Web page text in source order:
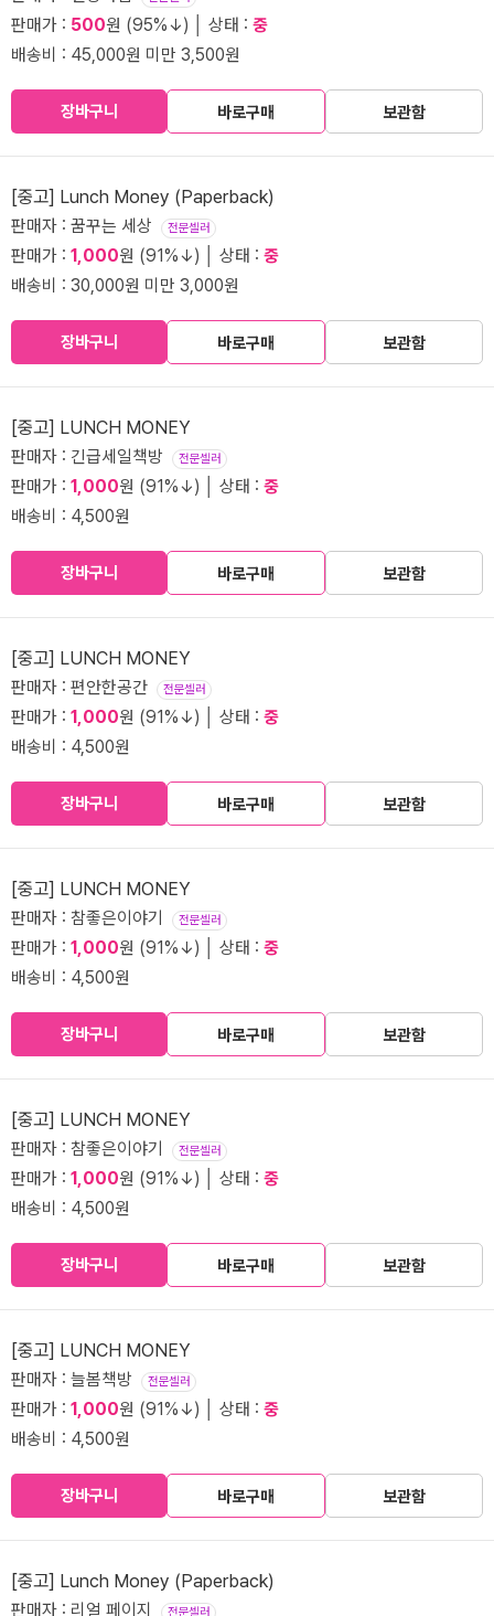
판매가 : 500원 (95%↓) │ 상태 : 중
배송비 : 45,000원 미만 3,500원
장바구니 바로구매 보관함
[중고] Lunch Money (Paperback)
판매자 : 꿈꾸는 세상 전문셀러
판매가 : 1,000원 (91%↓) │ 상태 : 중
배송비 : 30,000원 미만 3,000원
장바구니 바로구매 보관함
[중고] LUNCH MONEY
판매자 : 긴급세일책방 전문셀러
판매가 : 1,000원 (91%↓) │ 상태 : 중
배송비 : 4,500원
장바구니 바로구매 보관함
[중고] LUNCH MONEY
판매자 : 편안한공간 전문셀러
판매가 : 1,000원 (91%↓) │ 상태 : 중
배송비 : 4,500원
장바구니 바로구매 보관함
[중고] LUNCH MONEY
판매자 : 참좋은이야기 전문셀러
판매가 : 1,000원 (91%↓) │ 상태 : 중
배송비 : 4,500원
장바구니 바로구매 보관함
[중고] LUNCH MONEY
판매자 : 참좋은이야기 전문셀러
판매가 : 1,000원 (91%↓) │ 상태 : 중
배송비 : 4,500원
장바구니 바로구매 보관함
[중고] LUNCH MONEY
판매자 : 늘봄책방 전문셀러
판매가 : 1,000원 (91%↓) │ 상태 : 중
배송비 : 4,500원
장바구니 바로구매 보관함
[중고] Lunch Money (Paperback)
판매자 : 리얼 페이지 전문셀러